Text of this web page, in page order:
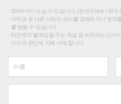
200자까지 쓰실 수 있습니다. (현재 0 byte / 최대
저작권 등 다른 사람의 권리를 침해하거나 명예
를 받을 수 있습니다.
타인에게 불쾌감을 주는 욕설 등 비하하는 단어
리자의 판단에 의해 삭제 합니다.